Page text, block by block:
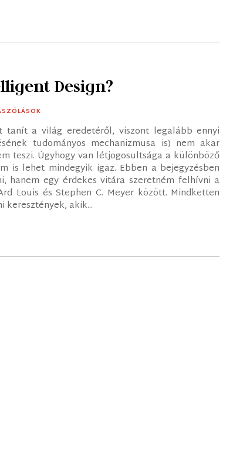
Design?
a világ eredetéről, viszont legalább ennyi
tudományos mechanizmusa is) nem akar
teszi. Úgyhogy van létjogosultsága a különböző
is lehet mindegyik igaz. Ebben a bejegyzésben
hanem egy érdekes vitára szeretném felhívni a
Louis és Stephen C. Meyer között. Mindketten
akik...